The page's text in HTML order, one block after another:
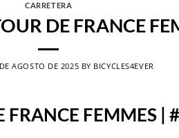
CARRETERA
DE FRANCE
AGOSTO DE 2025 BY BICYCLES4EVER
FRANCE FEMMES |